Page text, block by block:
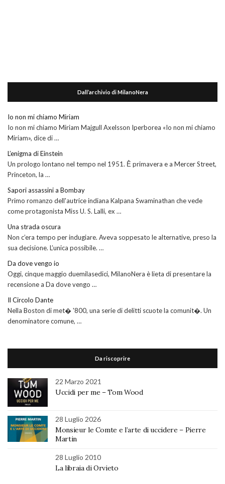
Dall’archivio di MilanoNera
Io non mi chiamo Miriam
Io non mi chiamo Miriam Majgull Axelsson Iperborea «Io non mi chiamo
Miriam», dice di …
L’enigma di Einstein
Un prologo lontano nel tempo nel 1951. Ḕ primavera e a Mercer Street,
Princeton, la …
Sapori assassini a Bombay
Primo romanzo dell'autrice indiana Kalpana Swaminathan che vede
come protagonista Miss U. S. Lalli, ex …
Una strada oscura
Non c’era tempo per indugiare. Aveva soppesato le alternative, preso la
sua decisione. L’unica possibile. …
Da dove vengo io
Oggi, cinque maggio duemilasedici, MilanoNera è lieta di presentare la
recensione a Da dove vengo …
Il Circolo Dante
Nella Boston di met� '800, una serie di delitti scuote la comunit�. Un
denominatore comune, …
Da riscoprire
22 Marzo 2021
Uccidi per me – Tom Wood
28 Luglio 2026
Monsieur le Comte e l’arte di uccidere – Pierre
Martin
28 Luglio 2010
La libraia di Orvieto